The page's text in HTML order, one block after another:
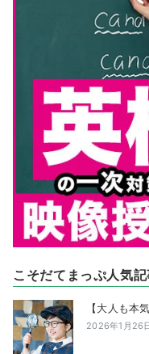
こそだてまっぷ人気
【大人も本
2026年1月26